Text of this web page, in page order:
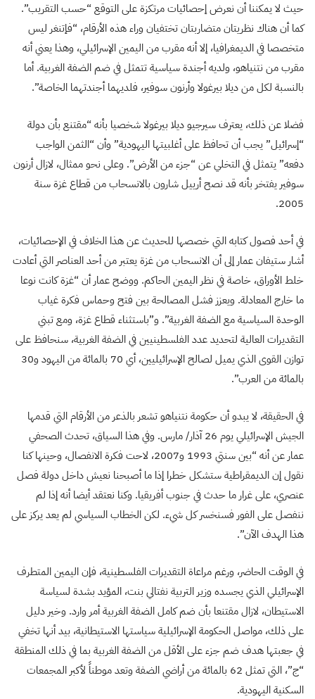
حيث لا يمكننا أن نعرض إحصائيات مرتكزة على التوقع “حسب التقريب”.
كما أن هناك نظريتان متضاربتان تختفيان وراء هذه الأرقام، “فإتنغر ليس
متخصصا في الديمغرافيا، إلا أنه مقرب من اليمين الإسرائيلي، وهذا يعني أنه
مقرب من نتنياهو، ولديه أجندة سياسية تتمثل في ضم الضفة الغربية. أما
بالنسبة لكل من ديلا بيرغولا وأرنون سوفير، فلديهما أجندتهما الخاصة”.
فضلا عن ذلك، يعترف سيرجيو ديلا بيرغولا شخصيا بأنه “مقتنع بأن دولة
“إسرائيل” يجب أن تحافظ على أغلبيتها اليهودية” وأن “الثمن الواجب
دفعه” يتمثل في التخلي عن “جزء من الأرض”. وعلى نحو ممثال، لازال أرنون
سوفير يفتخر بأنه قد نصح أرييل شارون بالانسحاب من قطاع غزة سنة
2005.
في أحد فصول كتابه التي خصصها للحديث عن هذا الخلاف في الإحصائيات،
أشار ستيفان عمار إلى أن الانسحاب من غزة يعتبر من أحد العناصر التي أعادت
خلط الأوراق، خاصة في نظر اليمين الحاكم. ووضح عمار أن “غزة كانت نوعا
ما خارج المعادلة. ويعزز فشل المصالحة بين فتح وحماس فكرة غياب
الوحدة السياسية مع الضفة الغربية”. و”باستثناء قطاع غزة، ومع تبني
التقديرات العالية لتحديد عدد الفلسطينيين في الضفة الغربية، سنحافظ على
توازن القوى الذي يميل لصالح الإسرائيليين، أي 70 بالمائة من اليهود و30
بالمائة من العرب”.
في الحقيقة، لا يبدو أن حكومة نتنياهو تشعر بالذعر من الأرقام التي قدمها
الجيش الإسرائيلي يوم 26 آذار/ مارس. وفي هذا السياق، تحدث الصحفي
عمار عن أنه “بين سنتي 1993 و2007، لاحت فكرة الانفصال، وحينها كنا
نقول إن الديمقراطية ستشكل خطرا إذا ما أصبحنا نعيش داخل دولة فصل
عنصري، على غرار ما حدث في جنوب أفريقيا. وكنا نعتقد أيضا أنه إذا لم
ننفصل على الفور فسنخسر كل شيء. لكن الخطاب السياسي لم يعد يركز على
هذا الهدف الآن”.
في الوقت الحاضر، ورغم مراعاة التقديرات الفلسطينية، فإن اليمين المتطرف
الإسرائيلي الذي يجسده وزير التربية نفتالي بنت، المؤيد بشدة لسياسة
الاستيطان، لازال مقتنعا بأن ضم كامل الضفة الغربية أمر وارد. وخير دليل
على ذلك، مواصل الحكومة الإسرائيلية سياستها الاستيطانية، بيد أنها تخفي
في جعبتها هدف ضم جزء على الأقل من الضفة الغربية بما في ذلك المنطقة
“ج”، التي تمثل 62 بالمائة من أراضي الضفة وتعد موطناً لأكبر المجمعات
السكنية اليهودية.